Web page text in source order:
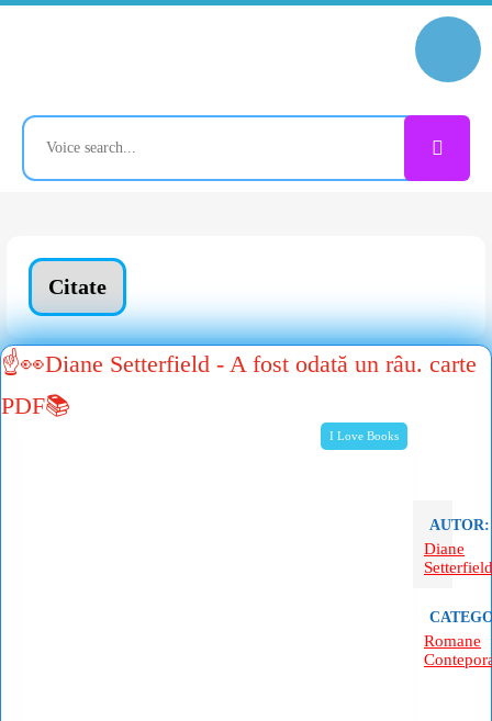
Citate
I Love Books
☝👀Diane Setterfield - A fost odată un râu. carte
PDF📚
AUTOR:
Diane
Setterfield
Romane